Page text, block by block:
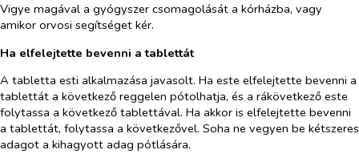
Vigye magával a gyógyszer csomagolását a kórházba, vagy
amikor orvosi segítséget kér.
Ha elfelejtette bevenni a tablettát
A tabletta esti alkalmazása javasolt. Ha este elfelejtette bevenni a
tablettát a következő reggelen pótolhatja, és a rákövetkező este
folytassa a következő tablettával. Ha akkor is elfelejtette bevenni
a tablettát, folytassa a következővel. Soha ne vegyen be kétszeres
adagot a kihagyott adag pótlására.